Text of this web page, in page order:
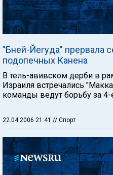
"Бней-Йегуда" прервала
подопечных Канена
В тель-авивском дерби в
Израиля встречались
команды ведут борьбу за 4-
22.04.2006 21:41 // Спорт